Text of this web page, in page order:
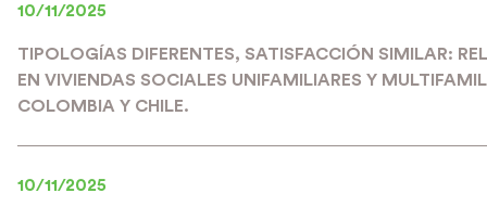
10/11/2025
TIPOLOGÍAS DIFERENTES, SATISFACCIÓN SIMILAR:
EN VIVIENDAS SOCIALES UNIFAMILIARES Y
COLOMBIA Y CHILE.
10/11/2025